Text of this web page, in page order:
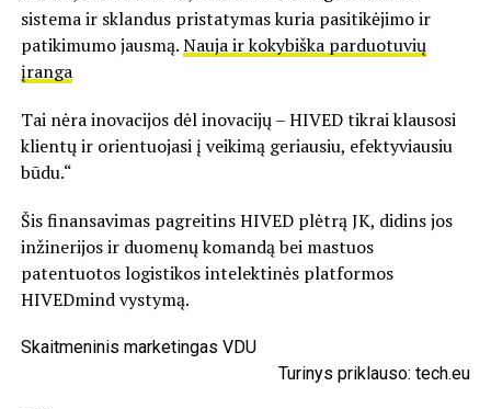
sistema ir sklandus pristatymas kuria pasitikėjimo ir
patikimumo jausmą.Nauja ir kokybiška parduotuvių
įranga
Tai nėra inovacijos dėl inovacijų – HIVED tikrai klausosi
klientų ir orientuojasi į veikimą geriausiu, efektyviausiu
būdu.“
Šis finansavimas pagreitins HIVED plėtrą JK, didins jos
inžinerijos ir duomenų komandą bei mastuos
patentuotos logistikos intelektinės platformos
HIVEDmind vystymą.
Skaitmeninis marketingas VDU
Turinys priklauso: tech.eu